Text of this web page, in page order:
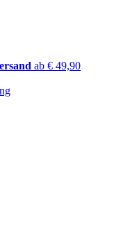
ab € 49,90